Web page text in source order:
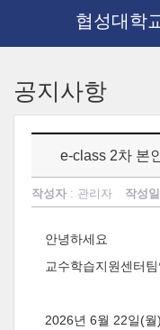
협성대학
공지사항
e-class 2차 본
작성자 : 관리자 작성일
안녕하세요
교수학습지원센터팀
2026년 6월 22일(